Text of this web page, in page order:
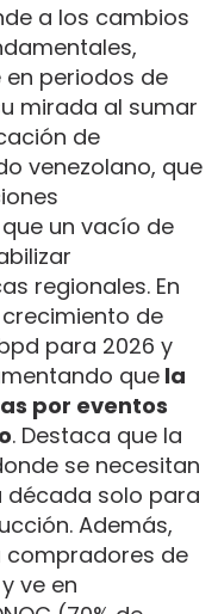
a los cambios
periodos de
mirada al sumar
de
venezolano, que
un vacío de
regionales. En
de
para 2026 y
que la
por eventos
. Destaca que la
se necesitan
década solo para
Además,
compradores de
ve en